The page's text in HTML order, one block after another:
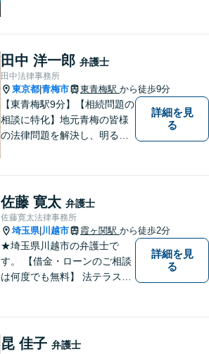
気軽にご相談ください。
田中 洋一郎 弁護士
田中法律事務所
東京都 青梅市 東青梅駅 から徒歩9分
【東青梅駅9分】【相続問題の
相談に特化】地元青梅の皆様
の法律問題を解決し、明るく
の心に寄り添ったサポートを
心がけております。まずはお
気軽にご相談ください。
詳細を見
る
佐藤 寛太 弁護士
佐藤寛太法律事務所
埼玉県| 川越市 霞ヶ関駅 から徒歩2分
★埼玉県川越市の弁護士で
す。 【借金・ローンのご相談
は何度でも無料】 法テラス契
詳細を見
る
昆 佳子 弁護士